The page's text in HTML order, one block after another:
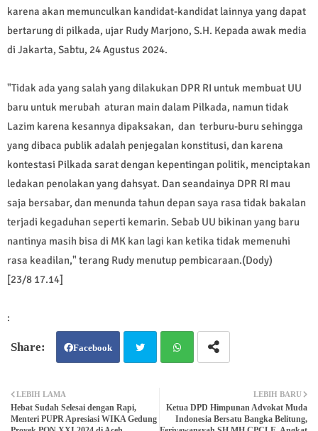
karena akan memunculkan kandidat-kandidat lainnya yang dapat
bertarung di pilkada, ujar Rudy Marjono, S.H. Kepada awak media
di Jakarta, Sabtu, 24 Agustus 2024.
"Tidak ada yang salah yang dilakukan DPR RI untuk membuat UU
baru untuk merubah aturan main dalam Pilkada, namun tidak
Lazim karena kesannya dipaksakan, dan terburu-buru sehingga
yang dibaca publik adalah penjegalan konstitusi, dan karena
kontestasi Pilkada sarat dengan kepentingan politik, menciptakan
ledakan penolakan yang dahsyat. Dan seandainya DPR RI mau
saja bersabar, dan menunda tahun depan saya rasa tidak bakalan
terjadi kegaduhan seperti kemarin. Sebab UU bikinan yang baru
nantinya masih bisa di MK kan lagi kan ketika tidak memenuhi
rasa keadilan," terang Rudy menutup pembicaraan.(Dody)
[23/8 17.14]
:
Facebook
ter atsa
LEBIH BARU
Ketua DPD Himpunan Advokat Muda
Indonesia Bersatu Bangka Belitung,
LEBIH LAMA
Hebat Sudah Selesai dengan Rapi,
Menteri PUPR Apresiasi WIKA Gedung